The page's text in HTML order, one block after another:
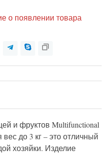
о появлении товара
и фруктов Multifunctional
до 3 кг – это отличный
хозяйки. Изделие